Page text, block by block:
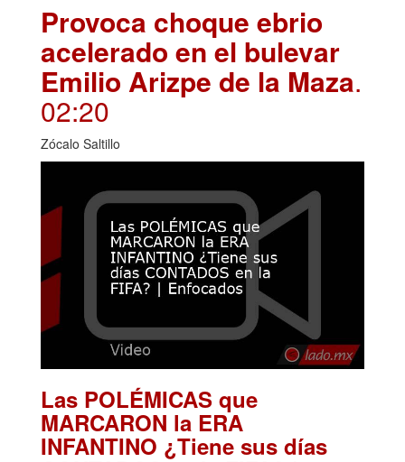
Provoca choque ebrio
acelerado en el bulevar
Emilio Arizpe de la Maza.
02:20
Zócalo Saltillo
Las POLÉMICAS que
MARCARON la ERA
INFANTINO ¿Tiene sus días